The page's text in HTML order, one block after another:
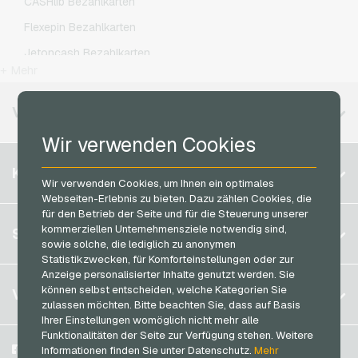
Wir verwenden Cookies
Wir verwenden Cookies, um Ihnen ein optimales
Webseiten-Erlebnis zu bieten. Dazu zählen Cookies, die
für den Betrieb der Seite und für die Steuerung unserer
kommerziellen Unternehmensziele notwendig sind,
sowie solche, die lediglich zu anonymen
Statistikzwecken, für Komforteinstellungen oder zur
Anzeige personalisierter Inhalte genutzt werden. Sie
können selbst entscheiden, welche Kategorien Sie
zulassen möchten. Bitte beachten Sie, dass auf Basis
Ihrer Einstellungen womöglich nicht mehr alle
Funktionalitäten der Seite zur Verfügung stehen. Weitere
Informationen finden Sie unter Datenschutz.Mehr
PeterPane Geschenkkarten
roastmarket Geschenkkarten
Rossmann Geschenkkarten
RTL+ Geschenkkarten
Saturn Geschenkkarten
SB-Tankstelle Geschenkkarten
Shell Geschenkkarten
Shop-Apotheke Geschenkkarten
Spotify Premium Geschenkkarten
Thalia Geschenkkarten
Vodafone Handyguthaben
Flexepin Bezahlkarten
Jetoncash Bezahlkarten
Razer Gold Bezahlkarten
Transcash Bezahlkarten
VERFÜGBARE REGIONEN
Belgien
Brasilien
Deutschland (DE)
Deutschland (EN)
Frankreich
Italien
Niederlande
Österreich
KONTO
Registrieren
Anmelden
Mein Warenkorb
SERVICE
FAQ
Zahlungsmethoden
&Widerrufsrecht
VGO-SHOP
Über uns
Facebook